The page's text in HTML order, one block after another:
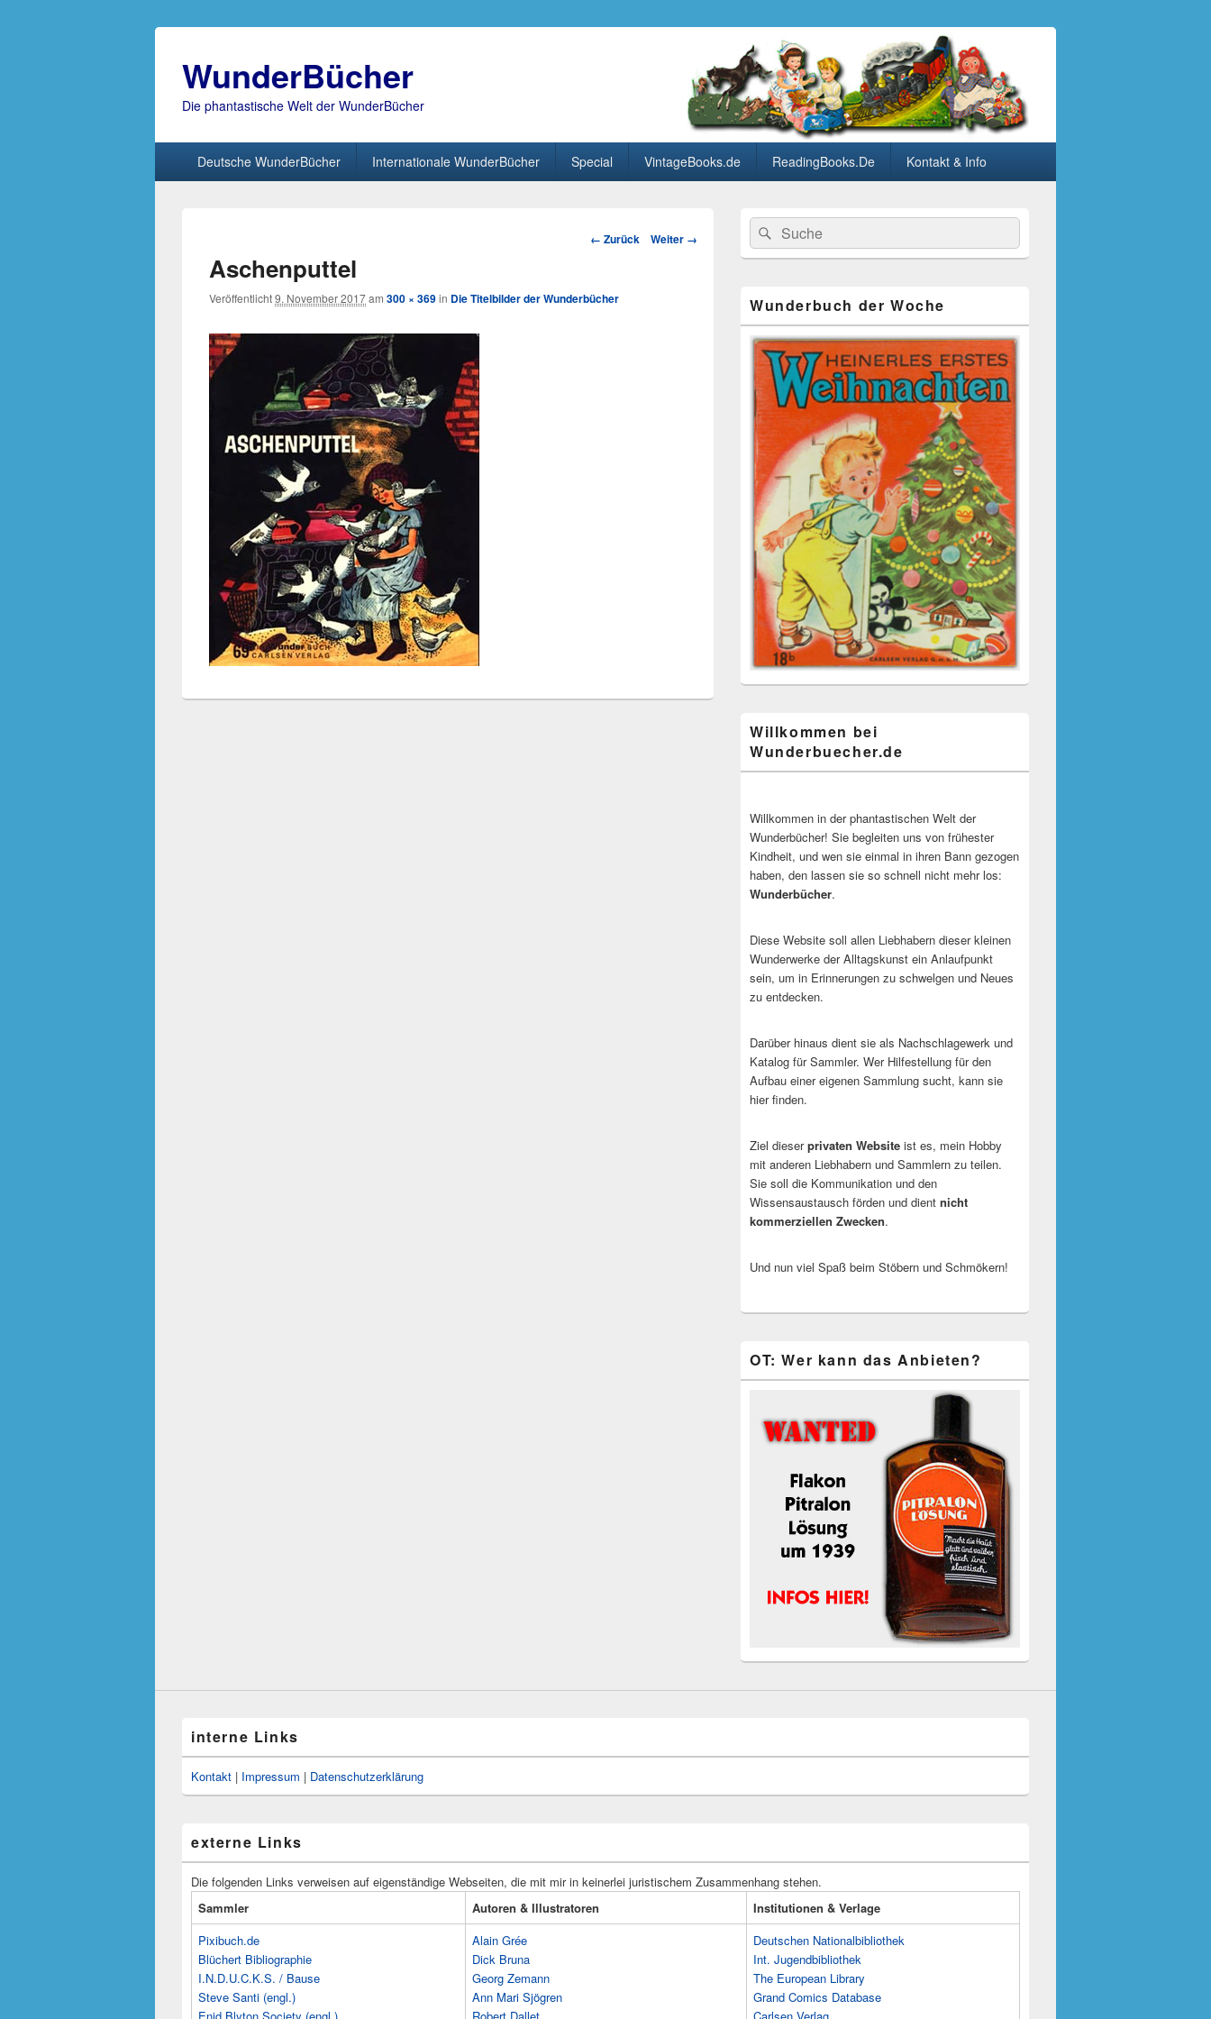
WunderBücher
Die phantastische Welt der WunderBücher
Deutsche WunderBücher Internationale WunderBücher Special VintageBooks.de ReadingBooks.De Kontakt & Info
Bild-
← Zurück Weiter →
Aschenputtel
Veröffentlicht9. November 2017am 300 × 369in Die Titelbilder der Wunderbücher
Primärer
Seitenleisten
Widget-
Bereich
Search
for:
Suche
Wunderbuch der Woche
Willkommen bei
Wunderbuecher.de
Willkommen in der phantastischen Welt der
Wunderbücher! Sie begleiten uns von frühester
Kindheit, und wen sie einmal in ihren Bann gezogen
haben, den lassen sie so schnell nicht mehr los:
Wunderbücher.
Diese Website soll allen Liebhabern dieser kleinen
Wunderwerke der Alltagskunst ein Anlaufpunkt
sein, um in Erinnerungen zu schwelgen und Neues
zu entdecken.
Darüber hinaus dient sie als Nachschlagewerk und
Katalog für Sammler. Wer Hilfestellung für den
Aufbau einer eigenen Sammlung sucht, kann sie
hier finden.
Ziel dieserprivaten Website ist es, mein Hobby
mit anderen Liebhabern und Sammlern zu teilen.
Sie soll die Kommunikation und den
Wissensaustausch förden und dient nicht
kommerziellen Zwecken.
Und nun viel Spaß beim Stöbern und Schmökern!
OT: Wer kann das Anbieten?
interne Links
Kontakt | Impressum | Datenschutzerklärung
externe Links
Die folgenden Links verweisen auf eigenständige Webseiten, die mit mir in keinerlei juristischem Zusammenhang stehen.
Sammler
Autoren & Illustratoren
Institutionen & Verlage
Pixibuch.de
Blüchert Bibliographie
I.N.D.U.C.K.S. / Bause
Steve Santi (engl.)
Alain Grée
Dick Bruna
Georg Zemann
Ann Mari Sjögren
Deutschen Nationalbibliothek
Int. Jugendbibliothek
The European Library
Grand Comics Database